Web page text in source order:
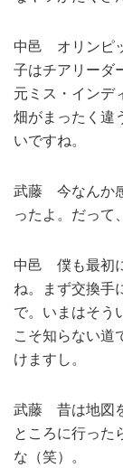
中邑 オリンピ
子はチアリーダ
元ミス・インデ
畑がまったく違
いですね。
武藤 今なんか
ったよ。だって
中邑 僕も最初
ね。まず交換手
で。いまはそう
こそ知らない道
けますし。
武藤 昔は地図
ところに行った
な（笑）。